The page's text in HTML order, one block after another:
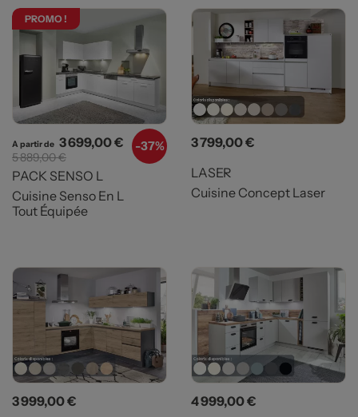
PROMO !
-37%
A partir de Prix
3 699,00 € Prix de base
5 889,00 €
PACK SENSO L
Cuisine Senso En L
Tout Équipée
Prix
3 799,00 €
LASER
Cuisine Concept Laser
Prix
3 999,00 €
Prix
4 999,00 €